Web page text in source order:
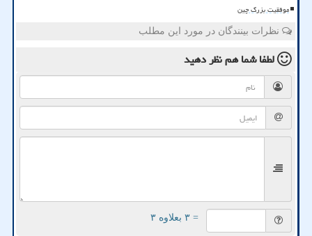
موفقیت بزرگ چین
نظرات بینندگان در مورد این مطلب
لطفا شما همنظر دهید
= ۳ بعلاوه ۳